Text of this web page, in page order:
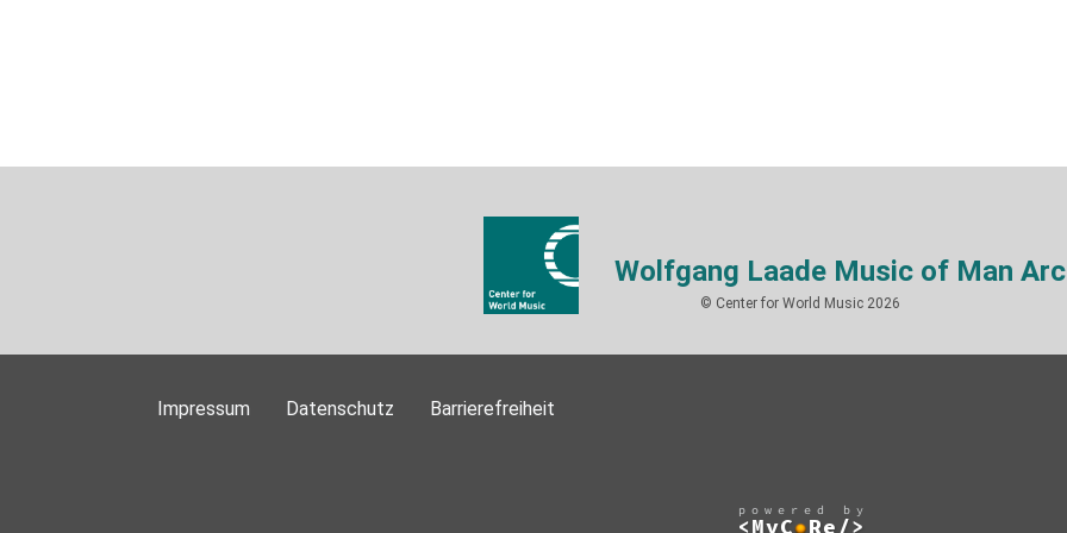
Wolfgang Laade Music of Man
© Center for World Music 2026
Impressum Datenschutz Barrierefreiheit